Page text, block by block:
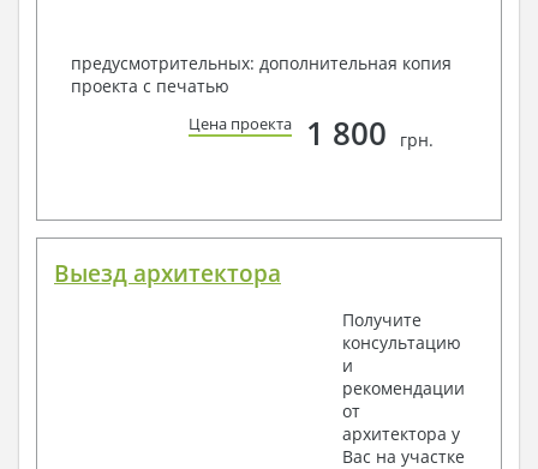
предусмотрительных: дополнительная копия
проекта с печатью
Цена проекта 1 800 грн.
Выезд архитектора
Получите
консультацию
и
рекомендации
от
архитектора у
Вас на участке